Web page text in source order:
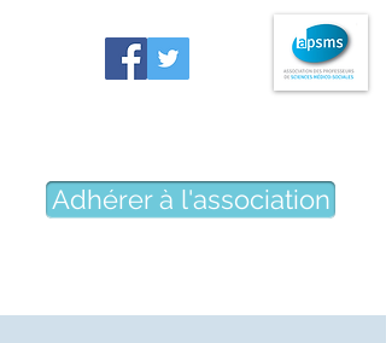
Association des professeurs
Adhérer à l'association